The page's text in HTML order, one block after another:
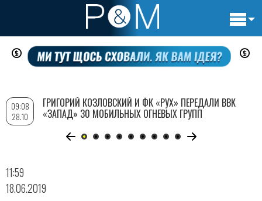
Перейти
содержанию
11:59
18.06.2019
09:08
28.10
ГРИГОРИЙ КОЗЛОВСКИЙ И ФК «РУХ» ПЕРЕДАЛИ ВВК
«ЗАПАД» 30 МОБИЛЬНЫХ ОГНЕВЫХ ГРУПП